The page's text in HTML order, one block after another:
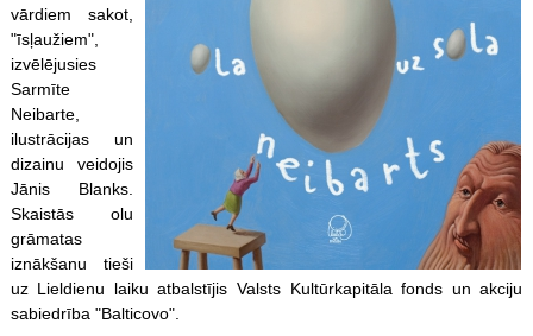
vārdiem sakot,
"īsļaužiem",
izvēlējusies
Sarmīte
Neibarte,
ilustrācijas un
dizainu veidojis
Jānis Blanks.
Skaistās olu
grāmatas
iznākšanu tieši
uz Lieldienu laiku atbalstījis Valsts Kultūrkapitāla fonds un akciju
sabiedrība "Balticovo".